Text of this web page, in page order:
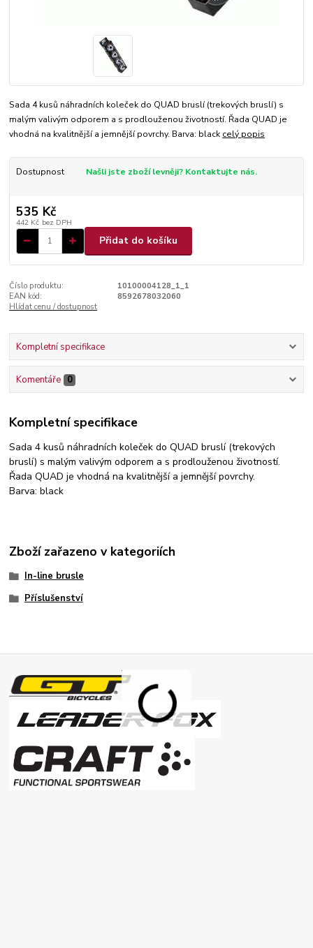
Sada 4 kusů náhradních koleček do QUAD bruslí (trekových bruslí) s
malým valivým odporem a s prodlouženou životností. Řada QUAD je
vhodná na kvalitnější a jemnější povrchy. Barva: black celý popis
Dostupnost Našli jste zboží levněji? Kontaktujte nás.
535 Kč
442 Kč bez DPH
Přidat do košíku
Číslo produktu:
10100004128_1_1
EAN kód:
8592678032060
Hlídat cenu / dostupnost
Kompletní specifikace
Komentáře 0
Kompletní specifikace
Sada 4 kusů náhradních koleček do QUAD bruslí (trekových
bruslí) s malým valivým odporem a s prodlouženou životností.
Řada QUAD je vhodná na kvalitnější a jemnější povrchy.
Barva: black
Zboží zařazeno v kategoriích
In-line brusle
Příslušenství
.